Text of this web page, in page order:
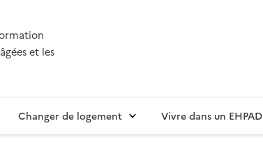
et les
Changer de logement Vivre dans un EHPAD